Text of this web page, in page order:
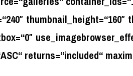
thumbnail_height=“160″
returns=“included“